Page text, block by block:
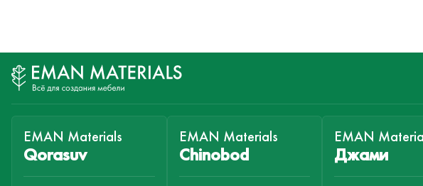
EMAN Materials
Qorasuv
EMAN Materials
Chinobod
EMAN
Джами